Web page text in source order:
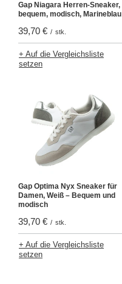
Gap Niagara Herren-Sneaker,
bequem, modisch, Marineblau
39,70 € / stk.
+ Auf die Vergleichsliste
setzen
Gap Optima Nyx Sneaker für
Damen, Weiß – Bequem und
modisch
39,70 € / stk.
+ Auf die Vergleichsliste
setzen